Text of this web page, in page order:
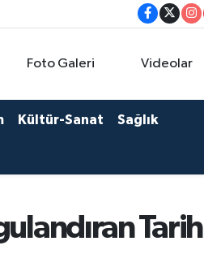
Foto Galeri Videolar
Kültür-Sanat Sağlık
Tarih